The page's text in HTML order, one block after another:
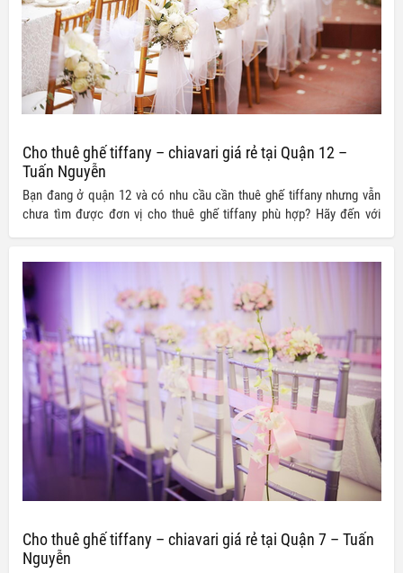
Cho thuê ghế tiffany – chiavari giá rẻ tại Quận 12 –
Tuấn Nguyễn
Bạn đang ở quận 12 và có nhu cầu cần thuê ghế tiffany nhưng vẫn
chưa tìm được đơn vị cho thuê ghế tiffany phù hợp? Hãy đến với
kích cỡ với giá thành hấp dẫn nhất.
Cho thuê ghế tiffany – chiavari giá rẻ tại Quận 7 – Tuấn
Nguyễn